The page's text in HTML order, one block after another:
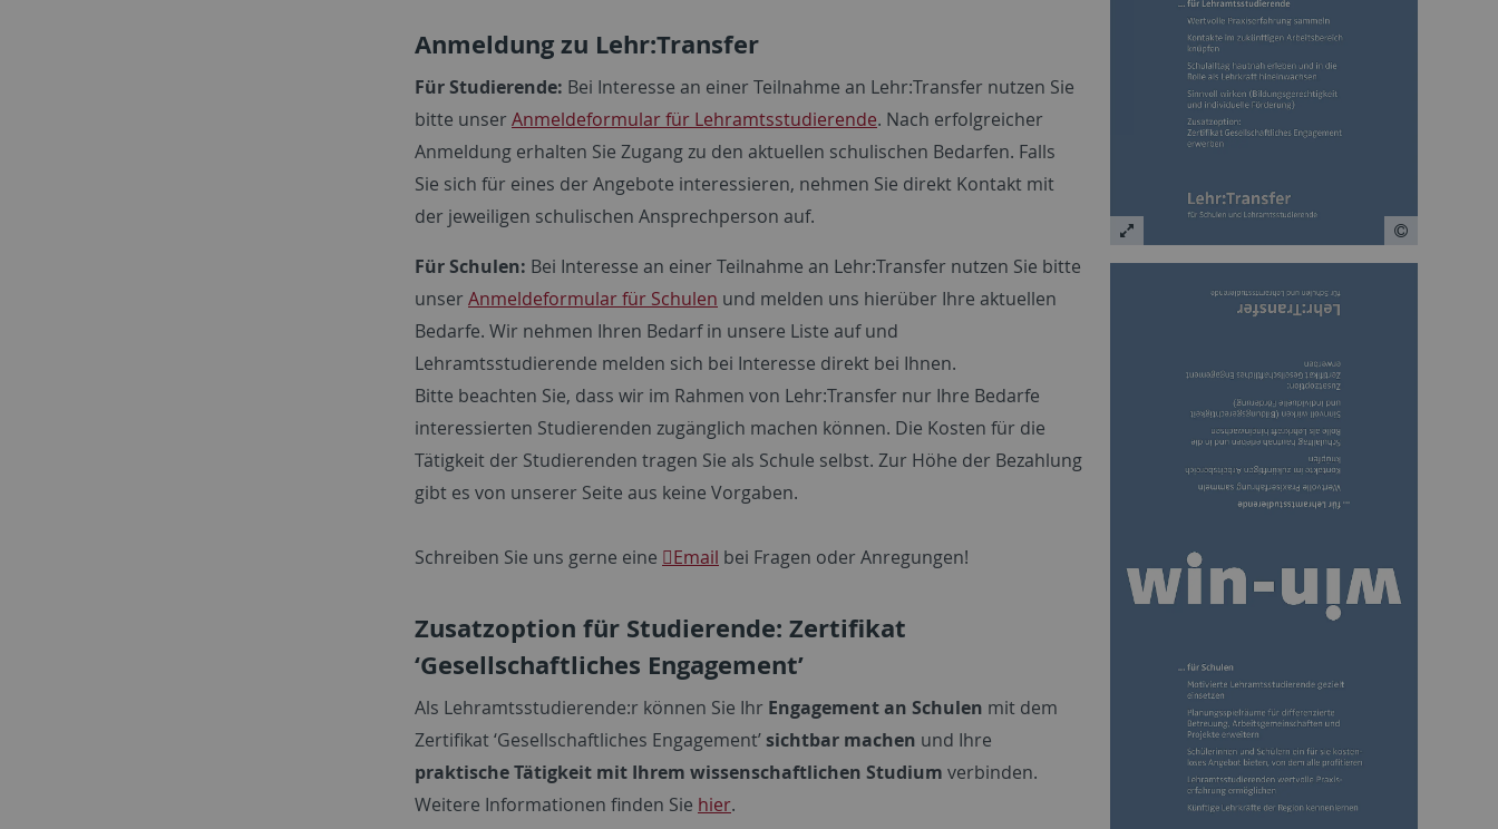
Anmeldung zu Lehr:Transfer
Für Studierende: Bei Interesse an einer Teilnahme an Lehr:Transfer nutzen Sie
bitte unser Anmeldeformular für Lehramtsstudierende. Nach erfolgreicher
Anmeldung erhalten Sie Zugang zu den aktuellen schulischen Bedarfen. Falls
Sie sich für eines der Angebote interessieren, nehmen Sie direkt Kontakt mit
der jeweiligen schulischen Ansprechperson auf.
Für Schulen: Bei Interesse an einer Teilnahme an Lehr:Transfer nutzen Sie bitte
unser Anmeldeformular für Schulen und melden uns hierüber Ihre aktuellen
Bedarfe. Wir nehmen Ihren Bedarf in unsere Liste auf und
Lehramtsstudierende melden sich bei Interesse direkt bei Ihnen.
Bitte beachten Sie, dass wir im Rahmen von Lehr:Transfer nur Ihre Bedarfe
interessierten Studierenden zugänglich machen können. Die Kosten für die
Tätigkeit der Studierenden tragen Sie als Schule selbst. Zur Höhe der Bezahlung
gibt es von unserer Seite aus keine Vorgaben.
Schreiben Sie uns gerne eine Email bei Fragen oder Anregungen!
Zusatzoption für Studierende: Zertifikat
‘Gesellschaftliches Engagement’
Als Lehramtsstudierende:r können Sie Ihr Engagement an Schulen mit dem
Zertifikat ‘Gesellschaftliches Engagement’sichtbar machen und Ihre
praktische Tätigkeit mit Ihrem wissenschaftlichen Studium verbinden.
Weitere Informationen finden Sie hier.